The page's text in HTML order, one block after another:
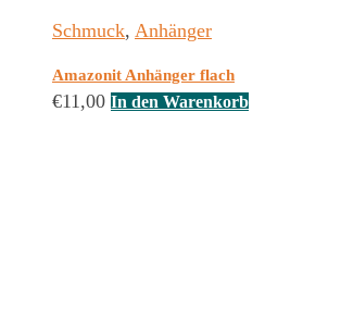
Schmuck, Anhänger
Amazonit Anhänger flach
€11,00 In den Warenkorb